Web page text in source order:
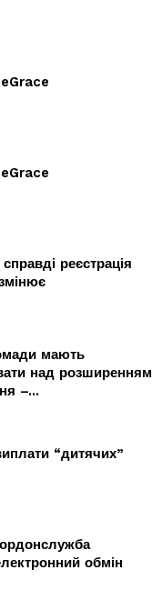
реєстрація
мають
над розширенням
–...
“дитячих”
обмін